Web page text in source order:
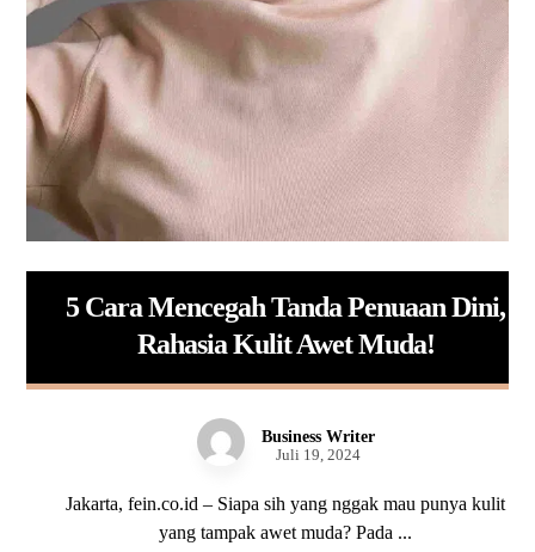
5 Cara Mencegah Tanda Penuaan Dini,
Rahasia Kulit Awet Muda!
Business Writer
Juli 19, 2024
Jakarta, fein.co.id – Siapa sih yang nggak mau punya kulit
yang tampak awet muda? Pada ...